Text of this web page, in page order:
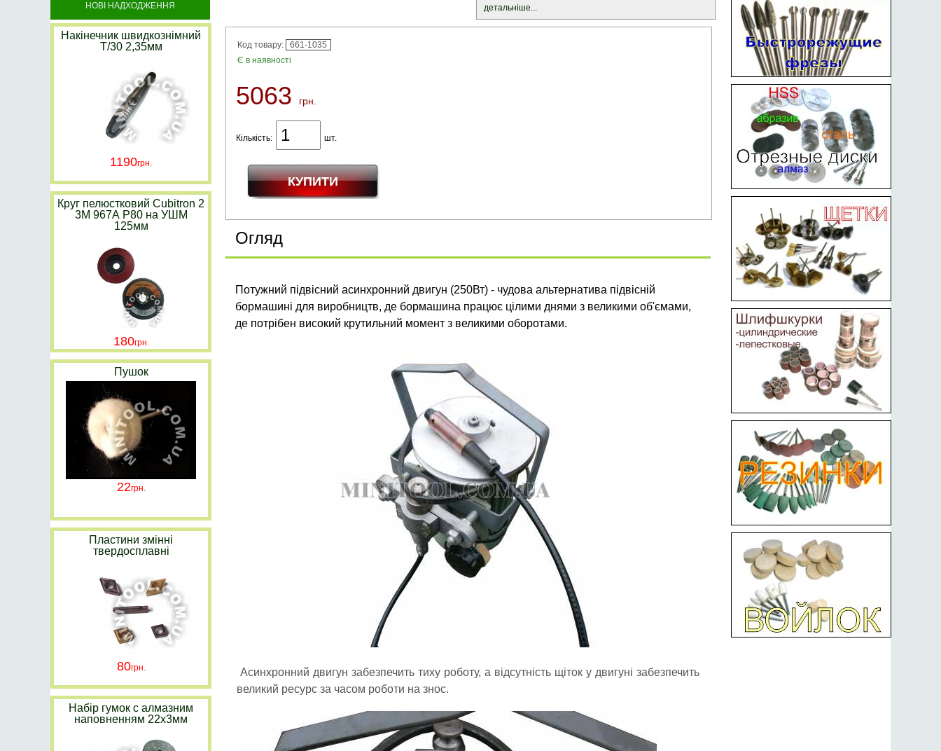
детальніше...
Код товару:
661-1035
Є в наявності
5063 грн.
Кількість: шт.
Огляд
Потужний підвісний асинхронний двигун (250Вт) - чудова альтернатива підвісній
бормашині для виробництв, де бормашина працює цілими днями з великими об'ємами,
де потрібен високий крутильний момент з великими оборотами.
Асинхронний двигун забезпечить тиху роботу, а відсутність щіток у двигуні забезпечить
великий ресурс за часом роботи на знос.
НОВІ НАДХОДЖЕННЯ
Накінечник швидкознімний
Т/30 2,35мм
1190
Круг пелюстковий Cubitron 2
3M 967А P80 на УШМ
125мм
180
Пушок
22
Пластини змінні
твердосплавні
80
Набір гумок с алмазним
наповненням 22х3мм